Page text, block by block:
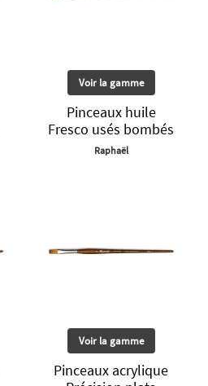
Voir la gamme
Pinceaux huile
Fresco usés bombés
Raphaël
Voir la gamme
Pinceaux acrylique